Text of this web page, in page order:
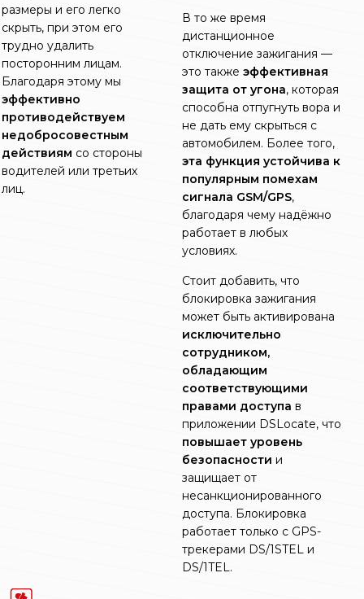
размеры и его легко
скрыть, при этом его
трудно удалить
посторонним лицам.
Благодаря этому мы
эффективно
противодействуем
недобросовестным
действиям со стороны
водителей или третьих
лиц.
В то же время
дистанционное
отключение зажигания —
это также эффективная
защита от угона, которая
способна отпугнуть вора и
не дать ему скрыться с
автомобилем. Более того,
эта функция устойчива к
популярным помехам
сигнала GSM/GPS,
благодаря чему надёжно
работает в любых
условиях.
Стоит добавить, что
блокировка зажигания
может быть активирована
исключительно
сотрудником,
обладающим
соответствующими
правами доступа в
приложении DSLocate, что
повышает уровень
безопасности и
защищает от
несанкционированного
доступа. Блокировка
работает только с GPS-
трекерами DS/1STEL и
DS/1TEL.